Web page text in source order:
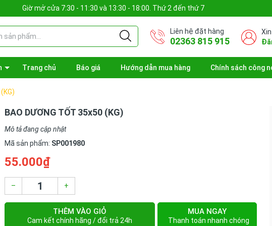
Giờ mở cửa 7:30 - 11:30 và 13:30 - 18:00. Thứ 2 đến thứ 7
Liên hệ đặt hàng
02363 815 915
Trang chủ Báo giá Hướng dẫn mua hàng Chính sách công
BAO DƯƠNG TỐT 35x50 (KG)
Mô tả đang cập nhật
Mã sản phẩm: SP001980
55.000₫
– +
THÊM VÀO GIỎ
Cam kết chính hãng / đổi trả 24h
MUA NGAY
Thanh toán nhanh chóng